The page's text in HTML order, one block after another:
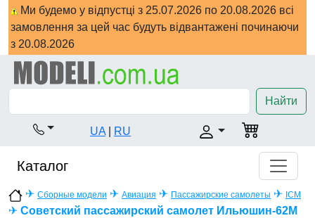
Ми будемо у відпустці з 25.07.2026 по 20.08.2026 всі
замовлення за цей час будуть відвантажені починаючи
з 20.08.2026
Найти
UA RU
Каталог
✈ Сборные модели ✈ Авиация ✈ Пассажирские самолеты ✈ ICM
✈ Советский пассажирский самолет Ильюшин-62М